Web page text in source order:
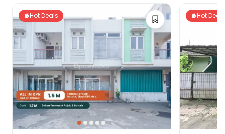
Hot Deals Hot Deals